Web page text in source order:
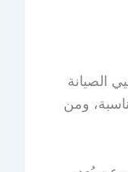
الصيانة
ومن